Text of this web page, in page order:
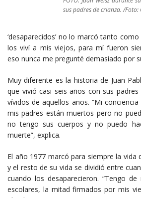
sus padres de crianza. /Foto:
‘desaparecidos’ no lo marcó tanto
los viví a mis viejos, para mí fueron
eso nunca me pregunté demasiado por
Muy diferente es la historia de Juan
que vivió casi seis años con sus
vívidos de aquellos años. “Mi
mis padres están muertos pero no
no tengo sus cuerpos y no puedo
muerte”, explica.
El año 1977 marcó para siempre la vida
y el resto de su vida se dividió entre
cuando los desaparecieron. “Tengo
escolares, la mitad firmados por mis